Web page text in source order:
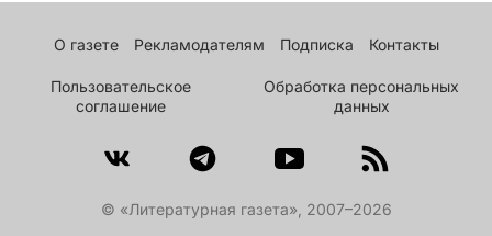
О газете Рекламодателям Подписка Контакты
Пользовательское
соглашение
Обработка персональных
данных
© «Литературная газета», 2007–2026